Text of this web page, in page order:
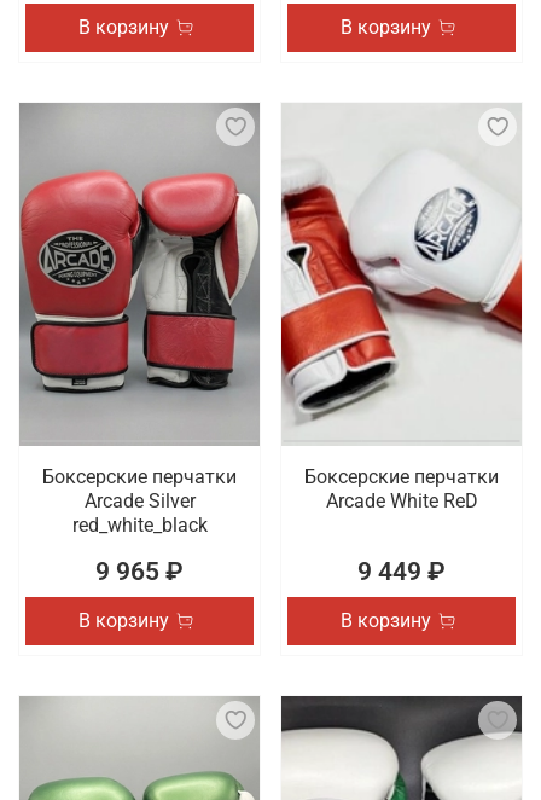
В корзину В корзину
Боксерские перчатки
Arcade Silver
red_white_black
9 965 ₽
В корзину
Боксерские перчатки
Arcade White ReD
9 449 ₽
В корзину